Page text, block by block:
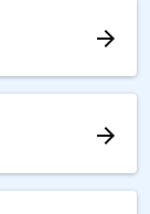
arrow_forward
arrow_forward